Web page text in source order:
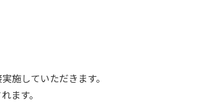
施していただきます。
ます。